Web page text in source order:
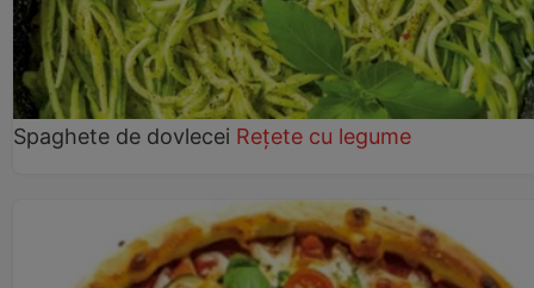
Spaghete de dovlecei Rețete cu legume